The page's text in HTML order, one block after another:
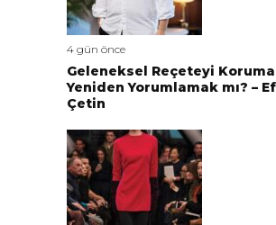
4 gün önce
Geleneksel Reçeteyi
Yeniden Yorumlamak mı? –
Çetin